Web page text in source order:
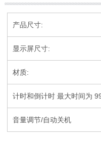
产品尺寸:
显示屏尺寸:
材质:
计时和倒计时 最大时间为
音量调节/自动关机